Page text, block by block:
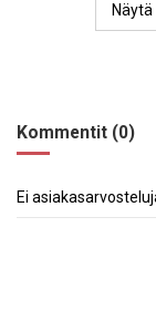
Näytä
Kommentit (0)
Ei